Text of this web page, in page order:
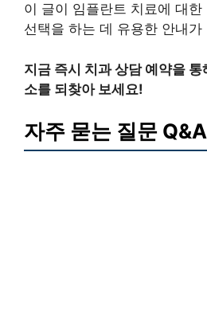
이 글이 임플란트 치료에 대
선택을 하는 데 유용한 안내
지금 즉시 치과 상담 예약을 통
소를 되찾아 보세요!
자주 묻는 질문 Q&A